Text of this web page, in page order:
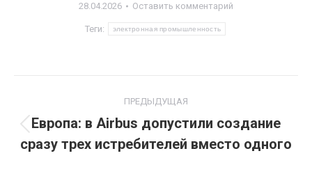
28.04.2026
Оставить комментарий
Теги: электронная промышленность
по
записям
ПРЕДЫДУЩАЯ
Предыдущая
запись:
Европа: в Airbus допустили создание
сразу трех истребителей вместо одного